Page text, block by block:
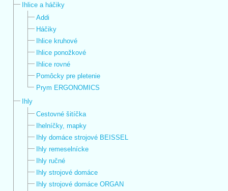
Ihlice a háčiky
Addi
Háčiky
Ihlice kruhové
Ihlice ponožkové
Ihlice rovné
Pomôcky pre pletenie
Prym ERGONOMICS
Ihly
Cestovné šitíčka
Ihelníčky, mapky
Ihly domáce strojové BEISSEL
Ihly remeselnícke
Ihly ručné
Ihly strojové domáce
Ihly strojové domáce ORGAN